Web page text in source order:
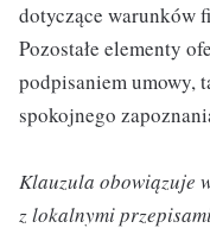
dotyczące warunków
Pozostałe elementy
podpisaniem umowy,
spokojnego
Klauzula obowiązuje
z lokalnymi